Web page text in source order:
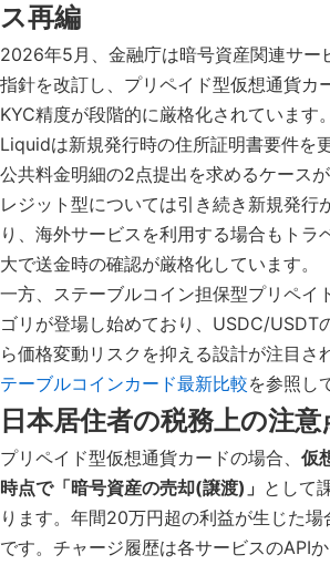
ス再編
2026年5月、金融庁は暗号資産関連サー
指針を改訂し、プリペイド型仮想通貨カ
KYC精度が段階的に厳格化されています
Liquidは新規発行時の住所証明書要件を
公共料金明細の2点提出を求めるケース
レジット型については引き続き新規発行
り、海外サービスを利用する場合もトラ
大で送金時の確認が厳格化しています。
一方、ステーブルコイン担保型プリペイ
ゴリが登場し始めており、USDC/USDT
ら価格変動リスクを抑える設計が注目さ
テーブルコインカード最新比較を参照し
日本居住者の税務上の注意
プリペイド型仮想通貨カードの場合、 仮
時点で「暗号資産の売却(譲渡)」 として
ります。年間20万円超の利益が生じた
です。チャージ履歴は各サービスのAPI